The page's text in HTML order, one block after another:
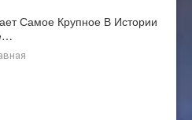
Самое Крупное В Истории